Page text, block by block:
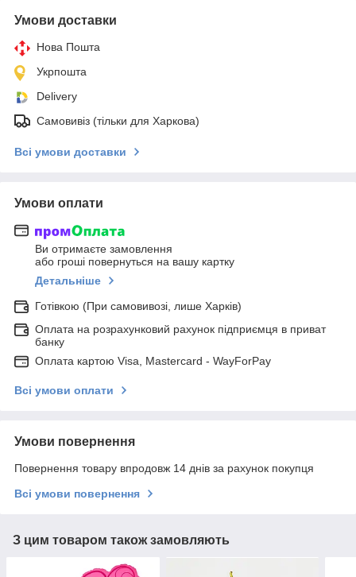
Умови доставки
Нова Пошта
Укрпошта
Delivery
Самовивіз (тільки для Харкова)
Всі умови доставки
Умови оплати
Ви отримаєте замовлення
або гроші повернуться на вашу картку
Детальніше
Готівкою (При самовивозі, лише Харків)
Оплата на розрахунковий рахунок підприємця в приват
банку
Оплата картою Visa, Mastercard - WayForPay
Всі умови оплати
Умови повернення
Повернення товару впродовж 14 днів за рахунок покупця
Всі умови повернення
З цим товаром також замовляють